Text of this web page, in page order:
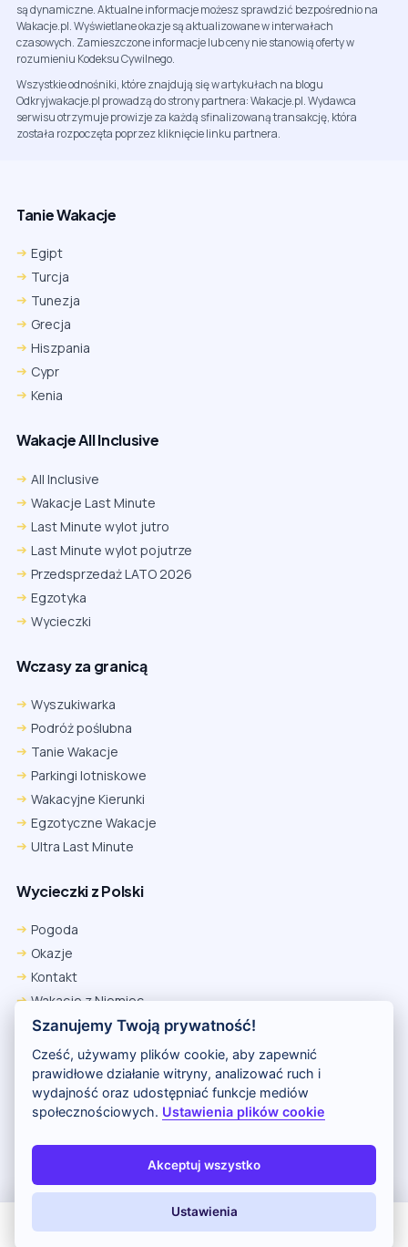
są dynamiczne. Aktualne informacje możesz sprawdzić bezpośrednio na
Wakacje.pl. Wyświetlane okazje są aktualizowane w interwałach
czasowych. Zamieszczone informacje lub ceny nie stanowią oferty w
rozumieniu Kodeksu Cywilnego.
Wszystkie odnośniki, które znajdują się w artykułach na blogu
Odkryjwakacje.pl prowadzą do strony partnera: Wakacje.pl. Wydawca
serwisu otrzymuje prowizje za każdą sfinalizowaną transakcję, która
została rozpoczęta poprzez kliknięcie linku partnera.
Tanie Wakacje
Egipt
Turcja
Tunezja
Grecja
Hiszpania
Cypr
Kenia
Wakacje All Inclusive
All Inclusive
Wakacje Last Minute
Last Minute wylot jutro
Last Minute wylot pojutrze
Przedsprzedaż LATO 2026
Egzotyka
Wycieczki
Wczasy za granicą
Wyszukiwarka
Podróż poślubna
Tanie Wakacje
Parkingi lotniskowe
Wakacyjne Kierunki
Egzotyczne Wakacje
Ultra Last Minute
Wycieczki z Polski
Pogoda
Okazje
Kontakt
Wakacje z Niemiec
Polityka Prywatności
Wakacje w Egipcie
Rankingi hoteli
Kontakt i reklama
Polityka prywatności
Copyright (c) 2026 Odkryj Wakacje
Szanujemy Twoją prywatność!
Cześć, używamy plików cookie, aby zapewnić
prawidłowe działanie witryny, analizować ruch i
wydajność oraz udostępniać funkcje mediów
społecznościowych. Ustawienia plików cookie
Akceptuj wszystko
Ustawienia